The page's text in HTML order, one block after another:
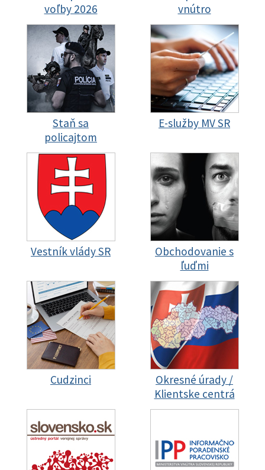
voľby 2026
vnútro
Staň sa
policajtom
E-služby MV SR
Vestník vlády SR
Obchodovanie s
ľuďmi
Cudzinci
Okresné úrady /
Klientske centrá